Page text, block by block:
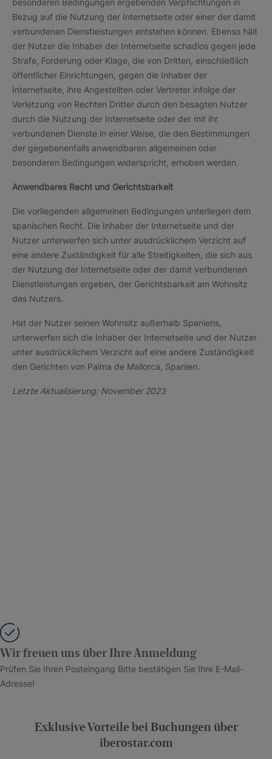
besonderen Bedingungen ergebenden Verpflichtungen in
Bezug auf die Nutzung der Internetseite oder einer der damit
verbundenen Dienstleistungen entstehen können. Ebenso hält
der Nutzer die Inhaber der Internetseite schadlos gegen jede
Strafe, Forderung oder Klage, die von Dritten, einschließlich
öffentlicher Einrichtungen, gegen die Inhaber der
Internetseite, ihre Angestellten oder Vertreter infolge der
Verletzung von Rechten Dritter durch den besagten Nutzer
durch die Nutzung der Internetseite oder der mit ihr
verbundenen Dienste in einer Weise, die den Bestimmungen
der gegebenenfalls anwendbaren allgemeinen oder
besonderen Bedingungen widerspricht, erhoben werden.
Anwendbares Recht und Gerichtsbarkeit
Die vorliegenden allgemeinen Bedingungen unterliegen dem
spanischen Recht. Die Inhaber der Internetseite und der
Nutzer unterwerfen sich unter ausdrücklichem Verzicht auf
eine andere Zuständigkeit für alle Streitigkeiten, die sich aus
der Nutzung der Internetseite oder der damit verbundenen
Dienstleistungen ergeben, der Gerichtsbarkeit am Wohnsitz
des Nutzers.
Hat der Nutzer seinen Wohnsitz außerhalb Spaniens,
unterwerfen sich die Inhaber der Internetseite und der Nutzer
unter ausdrücklichem Verzicht auf eine andere Zuständigkeit
den Gerichten von Palma de Mallorca, Spanien.
Letzte Aktualisierung: November 2023
Wir freuen uns über Ihre Anmeldung
Prüfen Sie Ihren Posteingang Bitte bestätigen Sie Ihre E-Mail-
Adresse!
Exklusive Vorteile bei Buchungen über
iberostar.com